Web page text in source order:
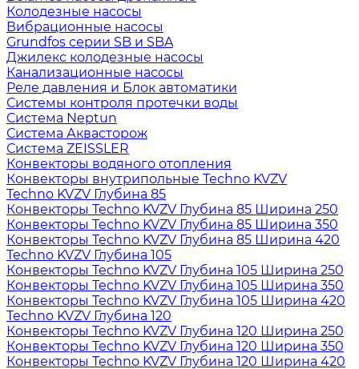
Колодезные насосы
Вибрационные насосы
Grundfos серии SB и SBA
Джилекс колодезные насосы
Канализационные насосы
Реле давления и Блок автоматики
Системы контроля протечки воды
Система Neptun
Система Аквасторож
Система ZEISSLER
Конвекторы водяного отопления
Конвекторы внутрипольные Techno KVZV
Techno KVZV Глубина 85
Конвекторы Techno KVZV Глубина 85 Ширина 250
Конвекторы Techno KVZV Глубина 85 Ширина 350
Конвекторы Techno KVZV Глубина 85 Ширина 420
Techno KVZV Глубина 105
Конвекторы Techno KVZV Глубина 105 Ширина 250
Конвекторы Techno KVZV Глубина 105 Ширина 350
Конвекторы Techno KVZV Глубина 105 Ширина 420
Techno KVZV Глубина 120
Конвекторы Techno KVZV Глубина 120 Ширина 250
Конвекторы Techno KVZV Глубина 120 Ширина 350
Конвекторы Techno KVZV Глубина 120 Ширина 420